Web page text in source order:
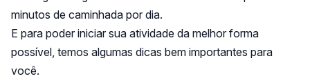
minutos de caminhada por dia.
E para poder iniciar sua atividade da melhor forma
possível, temos algumas dicas bem importantes para
você.